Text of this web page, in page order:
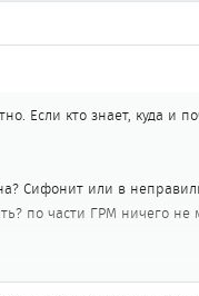
Если кто знает, куда и
Сифонит или в
по части ГРМ ничего
но последние 2